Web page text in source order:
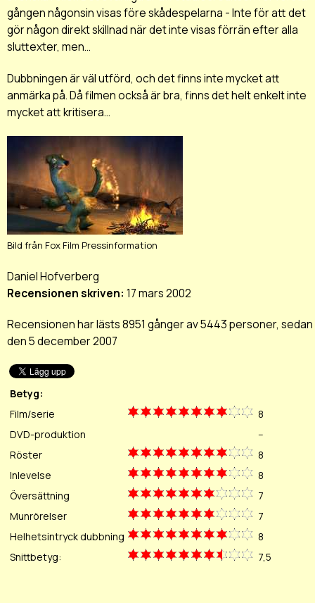
gången någonsin visas före skådespelarna - Inte för att det
gör någon direkt skillnad när det inte visas förrän efter alla
sluttexter, men...
Dubbningen är väl utförd, och det finns inte mycket att
anmärka på. Då filmen också är bra, finns det helt enkelt inte
mycket att kritisera...
Bild från Fox Film Pressinformation
Daniel Hofverberg
Recensionen skriven: 17 mars 2002
Recensionen har lästs 8951 gånger av 5443 personer, sedan
den 5 december 2007
Betyg:
Film/serie
8
DVD-produktion
--
Röster
8
Inlevelse
8
Översättning
7
Munrörelser
7
Helhetsintryck dubbning
8
Snittbetyg:
7,5